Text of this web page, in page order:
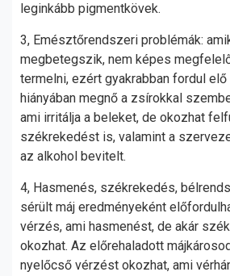
leginkább pigmentkövek.
3, Emésztőrendszeri problémák:
megbetegszik, nem képes
termelni, ezért gyakrabban fordul
hiányában megnő a zsírokkal
ami irritálja a beleket, de okozhat
székrekedést is, valamint a
az alkohol bevitelt.
4, Hasmenés, székrekedés,
sérült máj eredményeként
vérzés, ami hasmenést, de akár
okozhat. Az előrehaladott
nyelőcső vérzést okozhat, ami